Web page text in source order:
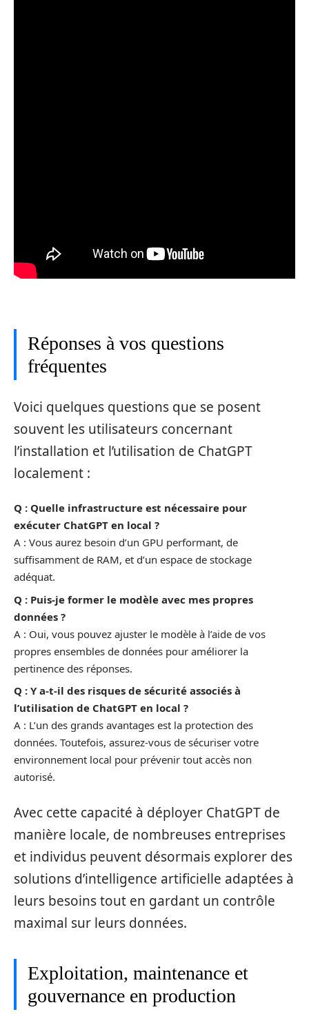
Réponses à vos questions
fréquentes
Voici quelques questions que se posent
souvent les utilisateurs concernant
l’installation et l’utilisation de ChatGPT
localement :
Q : Quelle infrastructure est nécessaire pour
exécuter ChatGPT en local ?
A : Vous aurez besoin d’un GPU performant, de
suffisamment de RAM, et d’un espace de stockage
adéquat.
Q : Puis-je former le modèle avec mes propres
données ?
A : Oui, vous pouvez ajuster le modèle à l’aide de vos
propres ensembles de données pour améliorer la
pertinence des réponses.
Q : Y a-t-il des risques de sécurité associés à
l’utilisation de ChatGPT en local ?
A : L’un des grands avantages est la protection des
données. Toutefois, assurez-vous de sécuriser votre
environnement local pour prévenir tout accès non
autorisé.
Avec cette capacité à déployer ChatGPT de
manière locale, de nombreuses entreprises
et individus peuvent désormais explorer des
solutions d’intelligence artificielle adaptées à
leurs besoins tout en gardant un contrôle
maximal sur leurs données.
Exploitation, maintenance et
gouvernance en production